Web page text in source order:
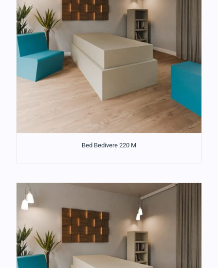
Bed Bedivere 220 M